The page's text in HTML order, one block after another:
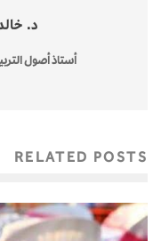
د.
أستاذ أصول
RELATED POSTS